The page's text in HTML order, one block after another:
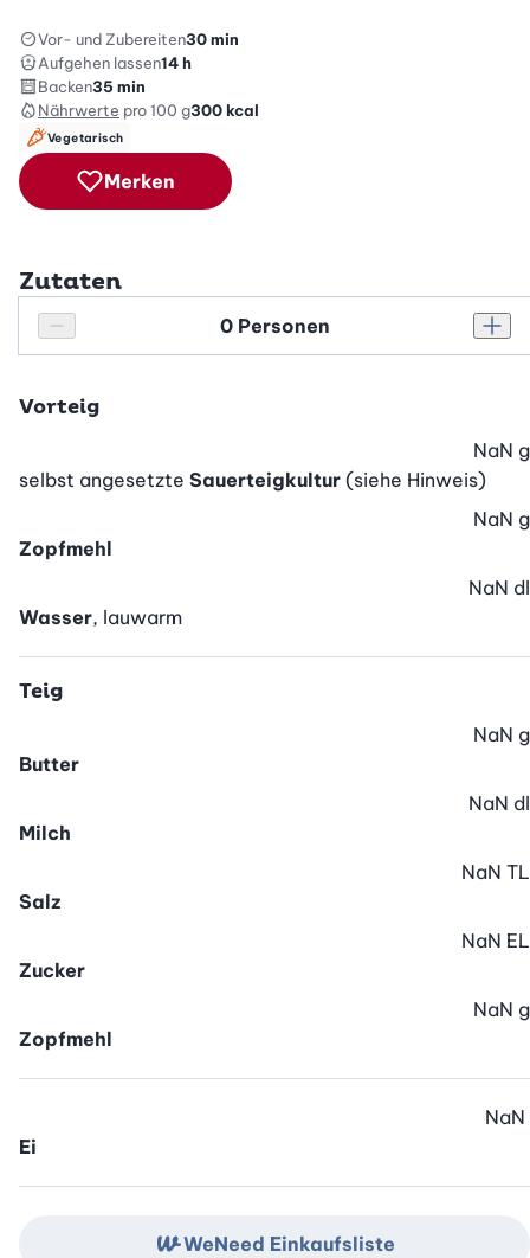
Vor- und Zubereiten30 min
Aufgehen lassen14 h
Backen35 min
Nährwerte pro 100 g300kcal
Vegetarisch
Merken
Zutaten
Personenanzahl verringern
Personenanzahl
Vorteig
selbst angesetzte Sauerteigkultur (siehe Hinweis)
NaN g
Zopfmehl
NaN g
Wasser, lauwarm
NaN dl
Teig
Butter
NaN g
Milch
NaN dl
Salz
NaN TL
Zucker
NaN EL
Zopfmehl
NaN g
Ei
NaN
WeNeed Einkaufsliste